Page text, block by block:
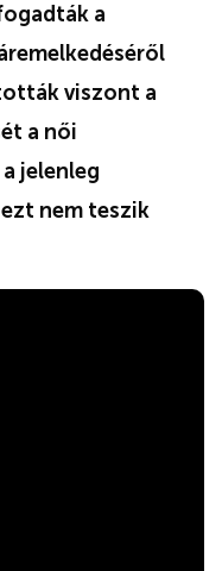
a
viszont a
a női
jelenleg
nem teszik